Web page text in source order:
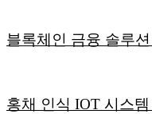
블록체인 금융 솔루
홍채 인식 IOT 시스